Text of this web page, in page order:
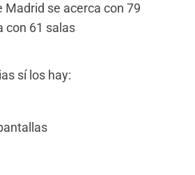
Madrid se acerca con 79
con 61 salas
sí los hay: